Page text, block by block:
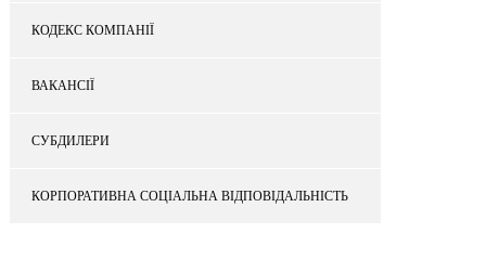
КОДЕКС КОМПАНІЇ
ВАКАНСІЇ
СУБДИЛЕРИ
КОРПОРАТИВНА СОЦІАЛЬНА ВІДПОВІДАЛЬНІСТЬ